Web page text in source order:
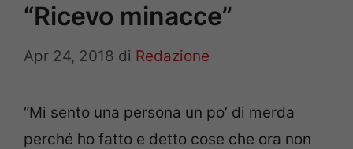
“Ricevo minacce”
Apr 24, 2018 di Redazione
“Mi sento una persona un po’ di merda
perché ho fatto e detto cose che ora non